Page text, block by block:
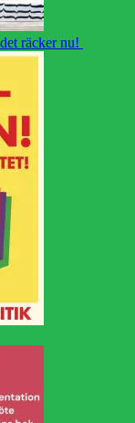
räcker nu!